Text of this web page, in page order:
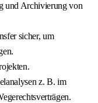
und Archivierung von
sicher, um
z. B. im